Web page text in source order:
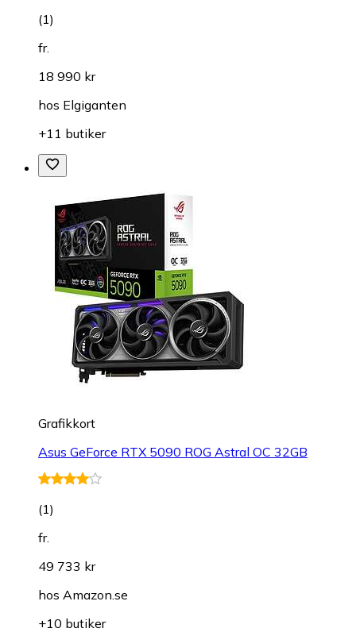
(1)
fr.
18 990 kr
hos Elgiganten
+11 butiker
Grafikkort
Asus GeForce RTX 5090 ROG Astral OC 32GB
(1)
fr.
49 733 kr
hos Amazon.se
+10 butiker